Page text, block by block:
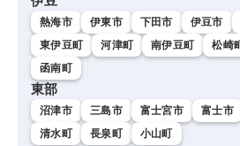
熱海市 伊東市 下田市 伊豆市
東伊豆町
河津町 南伊豆町 松崎
函南町
東部
沼津市 三島市 富士宮市 富士市
清水町
長泉町 小山町